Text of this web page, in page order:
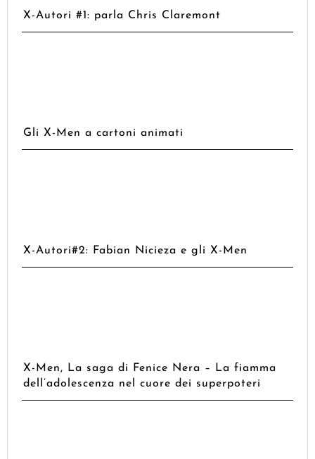
X-Autori #1: parla Chris Claremont
Gli X-Men a cartoni animati
X-Autori#2: Fabian Nicieza e gli X-Men
X-Men, La saga di Fenice Nera – La fiamma
dell’adolescenza nel cuore dei superpoteri